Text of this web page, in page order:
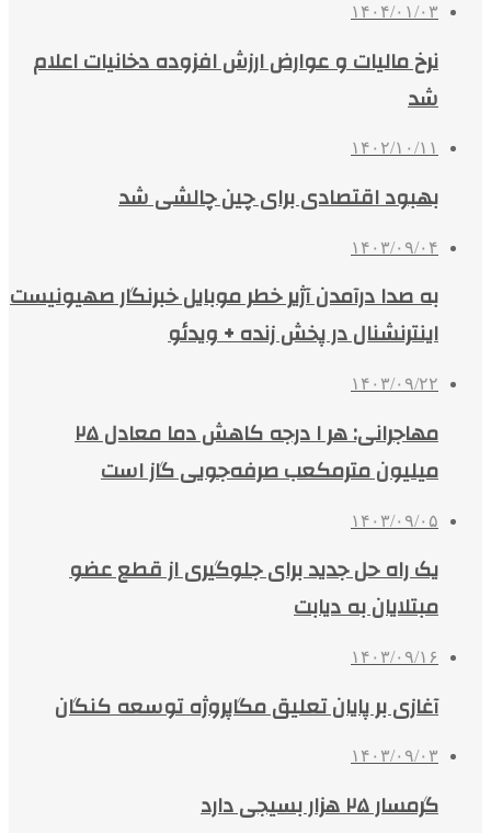
۱۴۰۴/۰۱/۰۳
نرخ مالیات و عوارض ارزش‌ افزوده دخانیات اعلام
شد
۱۴۰۲/۱۰/۱۱
بهبود اقتصادی برای چین چالشی شد
۱۴۰۳/۰۹/۰۴
به صدا درآمدن آژیر خطر موبایل خبرنگار صهیونیست
اینترنشنال در پخش زنده + ویدئو
۱۴۰۳/۰۹/۲۲
مهاجرانی: هر ۱ درجه کاهش دما معادل ۲۵
میلیون مترمکعب صرفه‌جویی گاز است
۱۴۰۳/۰۹/۰۵
یک راه حل جدید برای جلوگیری از قطع عضو
مبتلایان به دیابت
۱۴۰۳/۰۹/۱۶
آغازی بر پایان تعلیق مگاپروژه توسعه کنگان
۱۴۰۳/۰۹/۰۳
گرمسار ۲۵ هزار بسیجی دارد